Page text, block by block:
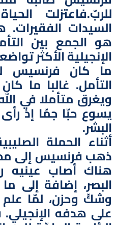
للربّ.فاعتزلت
السيدات
هو الجمع بين
الإنجيلية الأكثر
ما كان فرنسيس
التأمل. غالبا ما
ويغرق متأملا في
يسوع حبّا جمّا إذ
البشر.
أثناء الحملة
ذهب فرنسيس إلى
هناك أصاب عينيه
البصر، إضافة إلى
وشكّ وحزن، لمّا
على هدفه